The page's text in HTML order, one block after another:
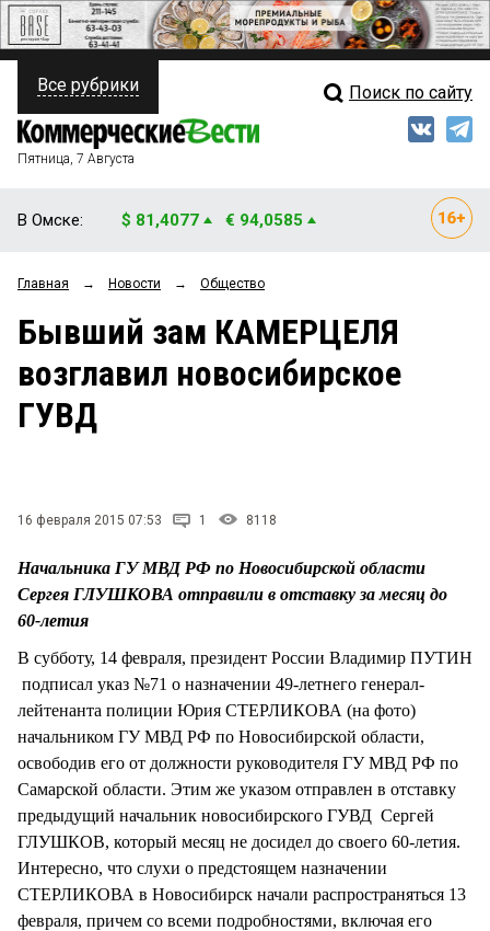
ПОЛИТИКА
ФИНАНСЫ
ОБЩЕСТВО
ЗАКОН
Свежий выпуск
Рейтинги
Блоги
Все рубрики Поиск по сайту
Пятница, 7 Августа
В Омске: $ 81,4077 € 94,0585
Главная → Новости → Общество
Бывший зам КАМЕРЦЕЛЯ
возглавил новосибирское
ГУВД
16 февраля 2015 07:53 1 8118
Начальника ГУ МВД РФ по Новосибирской области
Сергея ГЛУШКОВА отправили в отставку за месяц до
60-летия
В субботу, 14 февраля, президент России Владимир ПУТИН
подписал указ №71 о назначении 49-летнего генерал-
лейтенанта полиции Юрия СТЕРЛИКОВА (на фото)
начальником ГУ МВД РФ по Новосибирской области,
освободив его от должности руководителя ГУ МВД РФ по
Самарской области. Этим же указом отправлен в отставку
предыдущий начальник новосибирского ГУВД Сергей
ГЛУШКОВ, который месяц не досидел до своего 60-летия.
Интересно, что слухи о предстоящем назначении
СТЕРЛИКОВА в Новосибирск начали распространяться 13
февраля, причем со всеми подробностями, включая его